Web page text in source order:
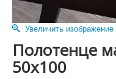
Увеличить изображение
Полотенце
50x100